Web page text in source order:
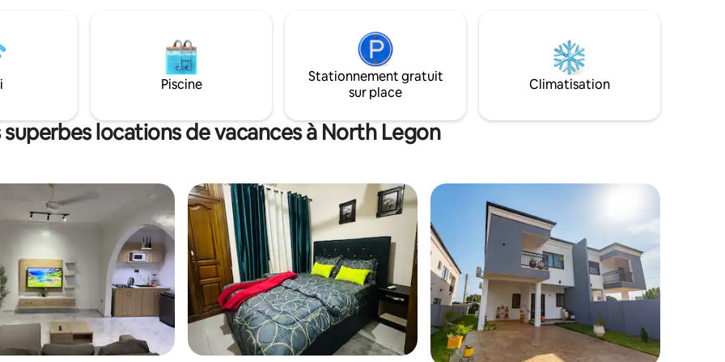
nettoyage biologiques, une ferme
biologique et l'énergie solaire. Vous
pouvez consulter nos commentaires
exceptionnels et d'autres annonces sous
prendre des photos à des fins
commerciales ou professionnelles.
Piscine
Stationnement gratuit
sur place
Climatisation
locations de vacances à North Legon
sur 5, 11 commentaires